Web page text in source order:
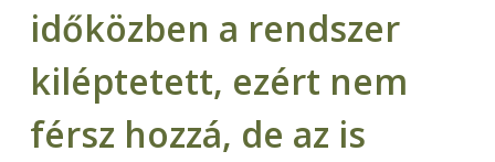
időközben a rendszer
kiléptetett, ezért nem
férsz hozzá, de az is